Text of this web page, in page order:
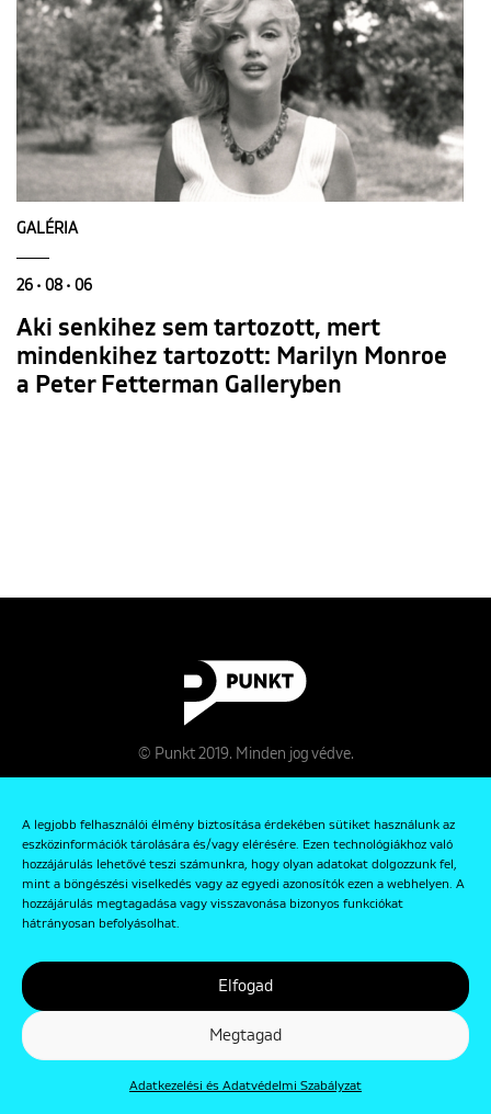
A legjobb felhasználói élmény biztosítása érdekében sütiket használunk az
eszközinformációk tárolására és/vagy elérésére. Ezen technológiákhoz való
hozzájárulás lehetővé teszi számunkra, hogy olyan adatokat dolgozzunk fel,
mint a böngészési viselkedés vagy az egyedi azonosítók ezen a webhelyen. A
hozzájárulás megtagadása vagy visszavonása bizonyos funkciókat
hátrányosan befolyásolhat.
Elfogad
Megtagad
Adatkezelési és Adatvédelmi Szabályzat
GALÉRIA
26 • 08 • 06
Aki senkihez sem tartozott, mert
mindenkihez tartozott: Marilyn Monroe
a Peter Fetterman Galleryben
© Punkt 2019. Minden jog védve.
Rólunk
Adatkezelési és Adatvédelmi Szabályzat